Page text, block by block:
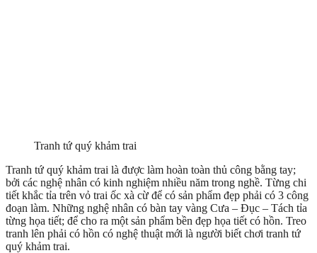
Tranh tứ quý khảm trai
Tranh tứ quý khảm trai là được làm hoàn toàn thủ công bằng tay;
bởi các nghệ nhân có kinh nghiệm nhiều năm trong nghề. Từng chi
tiết khắc tỉa trên vỏ trai ốc xà cừ để có sản phẩm đẹp phải có 3 công
đoạn làm. Những nghệ nhân có bàn tay vàng Cưa – Đục – Tách tỉa
từng họa tiết; để cho ra một sản phẩm bền đẹp họa tiết có hồn. Treo
tranh lên phải có hồn có nghệ thuật mới là người biết chơi tranh tứ
quý khảm trai.